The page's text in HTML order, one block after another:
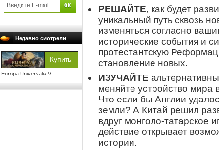
Недавно смотрели
Europa Universalis V
РЕШАЙТЕ, как будет
уникальный путь сквозь
изменяться согласно
исторические события и
протестантскую
становление новых.
ИЗУЧАЙТЕ
меняйте устройство мира
Что если бы Англии
земли? А Китай решил
вдруг монголо-татарское
действие открывает
истории.